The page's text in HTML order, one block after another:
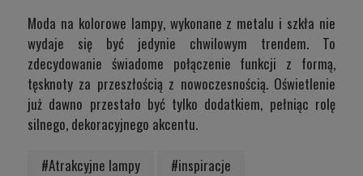
Moda na kolorowe lampy, wykonane z metalu i szkła nie
wydaje się być jedynie chwilowym trendem. To
zdecydowanie świadome połączenie funkcji z formą,
tęsknoty za przeszłością z nowoczesnością. Oświetlenie
już dawno przestało być tylko dodatkiem, pełniąc rolę
silnego, dekoracyjnego akcentu.
#Atrakcyjne lampy
#inspiracje